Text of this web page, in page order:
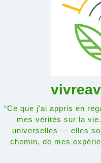
“Ce que j’ai appris en
mes vérités sur la
universelles — elles
chemin, de mes